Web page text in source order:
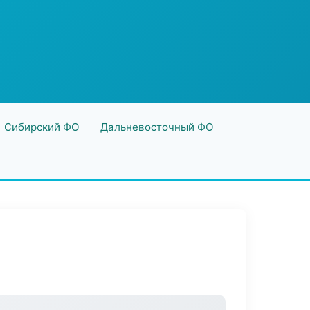
Сибирский ФО Дальневосточный ФО